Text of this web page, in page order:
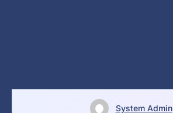
System Admin